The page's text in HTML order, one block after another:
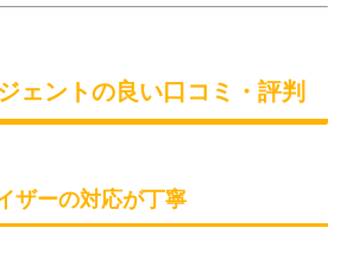
ェントの良い口コミ・評判
ザーの対応が丁寧